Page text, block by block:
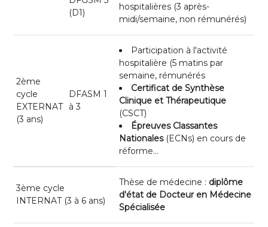
(D1)
hospitalières (3 après-
midi/semaine, non rémunérés)
2ème
cycle
EXTERNAT
(3 ans)
DFASM 1
à 3
Participation à l'activité
hospitalière (5 matins par
semaine, rémunérés
Certificat de Synthèse
Clinique et Thérapeutique
(CSCT)
Épreuves Classantes
Nationales(ECNs) en cours de
réforme...
3ème cycle
INTERNAT (3 à 6 ans)
Thèse de médecine : diplôme
d'état de Docteur en Médecine
Spécialisée